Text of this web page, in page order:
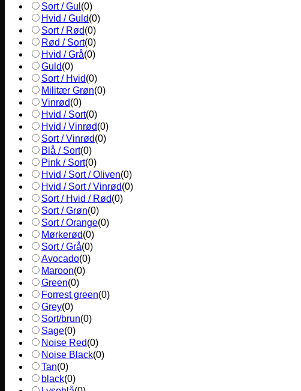
Sort / Gul (0)
Hvid / Guld(0)
Sort / Rød(0)
Rød / Sort(0)
Hvid / Grå(0)
Guld(0)
Sort / Hvid(0)
Militær Grøn(0)
Vinrød(0)
Hvid / Sort(0)
Hvid / Vinrød(0)
Sort / Vinrød(0)
Blå / Sort(0)
Pink / Sort(0)
Hvid / Sort / Oliven(0)
Hvid / Sort / Vinrød(0)
Sort / Hvid / Rød(0)
Sort / Grøn(0)
Sort / Orange(0)
Mørkerød(0)
Sort / Grå(0)
Avocado(0)
Maroon(0)
Green(0)
Forrest green(0)
Grey(0)
Sort/brun(0)
Sage(0)
Noise Red(0)
Noise Black(0)
Tan(0)
black(0)